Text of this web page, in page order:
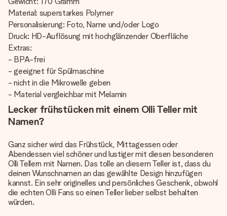
Material: superstarkes Polymer
Personalisierung: Foto, Name und/oder Logo
Druck: HD-Auflösung mit hochglänzender Oberfläche
Extras:
- BPA-frei
- geeignet für Spülmaschine
- nicht in die Mikrowelle geben
- Material vergleichbar mit Melamin
Lecker frühstücken mit einem Olli Teller mit
Namen?
Ganz sicher wird das Frühstück, Mittagessen oder
Abendessen viel schöner und lustiger mit diesen besonderen
Olli Tellern mit Namen. Das tolle an diesem Teller ist, dass du
deinen Wunschnamen an das gewählte Design hinzufügen
kannst. Ein sehr originelles und persönliches Geschenk, obwohl
die echten Olli Fans so einen Teller lieber selbst behalten
würden.